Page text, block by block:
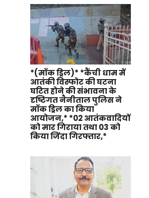
*(मॉक ड्रिल)* *कैंची धाम में
आतंकी विस्फोट की घटना
घटित होने की संभावना के
दृष्टिगत नैनीताल पुलिस ने
मॉक ड्रिल का किया
आयोजन,* *02 आतंकवादियों
को मार गिराया तथा 03 को
किया जिंदा गिरफ्तार,*